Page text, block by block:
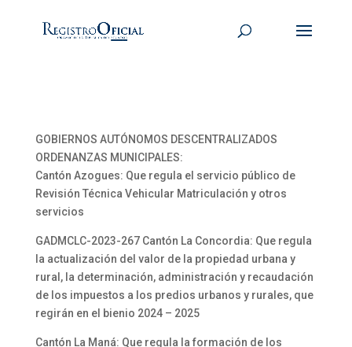
GOBIERNOS AUTÓNOMOS DESCENTRALIZADOS
ORDENANZAS MUNICIPALES:
Cantón Azogues: Que regula el servicio público de
Revisión Técnica Vehicular Matriculación y otros
servicios
GADMCLC-2023-267 Cantón La Concordia: Que regula
la actualización del valor de la propiedad urbana y
rural, la determinación, administración y recaudación
de los impuestos a los predios urbanos y rurales, que
regirán en el bienio 2024 – 2025
Cantón La Maná: Que regula la formación de los